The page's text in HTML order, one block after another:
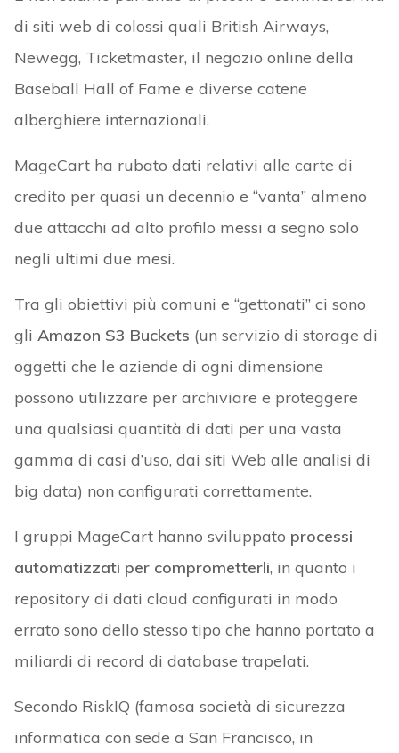
di siti web di colossi quali British Airways,
Newegg, Ticketmaster, il negozio online della
Baseball Hall of Fame e diverse catene
alberghiere internazionali.
MageCart ha rubato dati relativi alle carte di
credito per quasi un decennio e “vanta” almeno
due attacchi ad alto profilo messi a segno solo
negli ultimi due mesi.
Tra gli obiettivi più comuni e “gettonati” ci sono
gli Amazon S3 Buckets (un servizio di storage di
oggetti che le aziende di ogni dimensione
possono utilizzare per archiviare e proteggere
una qualsiasi quantità di dati per una vasta
gamma di casi d’uso, dai siti Web alle analisi di
big data) non configurati correttamente.
I gruppi MageCart hanno sviluppato processi
automatizzati per comprometterli, in quanto i
repository di dati cloud configurati in modo
errato sono dello stesso tipo che hanno portato a
miliardi di record di database trapelati.
Secondo RiskIQ (famosa società di sicurezza
informatica con sede a San Francisco, in